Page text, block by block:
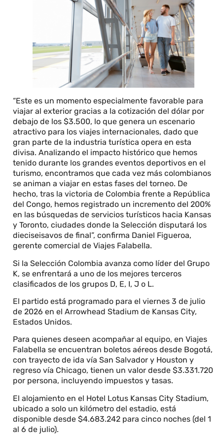
“Este es un momento especialmente favorable para
viajar al exterior gracias a la cotización del dólar por
debajo de los $3.500, lo que genera un escenario
atractivo para los viajes internacionales, dado que
gran parte de la industria turística opera en esta
divisa. Analizando el impacto histórico que hemos
tenido durante los grandes eventos deportivos en el
turismo, encontramos que cada vez más colombianos
se animan a viajar en estas fases del torneo. De
hecho, tras la victoria de Colombia frente a República
del Congo, hemos registrado un incremento del 200%
en las búsquedas de servicios turísticos hacia Kansas
y Toronto, ciudades donde la Selección disputará los
dieciseisavos de final”, confirma Daniel Figueroa,
gerente comercial de Viajes Falabella.
Si la Selección Colombia avanza como líder del Grupo
K, se enfrentará a uno de los mejores terceros
clasificados de los grupos D, E, I, J o L.
El partido está programado para el viernes 3 de julio
de 2026 en el Arrowhead Stadium de Kansas City,
Estados Unidos.
Para quienes deseen acompañar al equipo, en Viajes
Falabella se encuentran boletos aéreos desde Bogotá,
con trayecto de ida vía San Salvador y Houston y
regreso vía Chicago, tienen un valor desde $3.331.720
por persona, incluyendo impuestos y tasas.
El alojamiento en el Hotel Lotus Kansas City Stadium,
ubicado a solo un kilómetro del estadio, está
disponible desde $4.683.242 para cinco noches (del 1
al 6 de julio).